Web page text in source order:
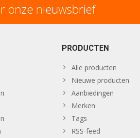
onze nieuwsbrief
PRODUCTEN
Alle producten
Nieuwe producten
Aanbiedingen
Merken
Tags
RSS-feed